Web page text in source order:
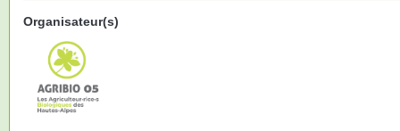
Organisateur(s)